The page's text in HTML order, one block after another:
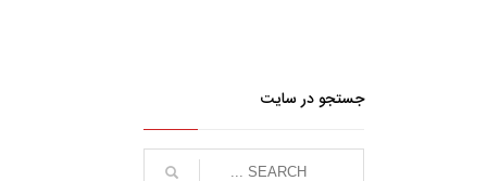
جستجو در سایت